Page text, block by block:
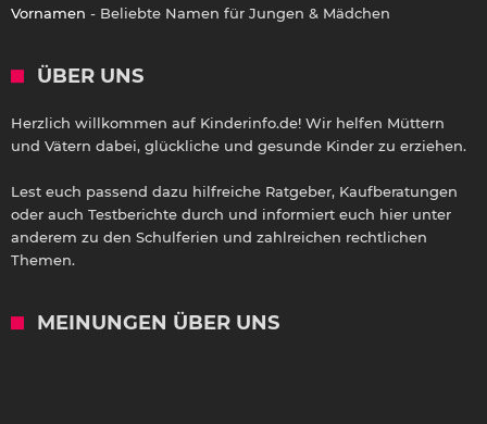
Vornamen - Beliebte Namen für Jungen & Mädchen
ÜBER UNS
Herzlich willkommen auf Kinderinfo.de! Wir helfen Müttern
und Vätern dabei, glückliche und gesunde Kinder zu erziehen.
Lest euch passend dazu hilfreiche Ratgeber, Kaufberatungen
oder auch Testberichte durch und informiert euch hier unter
anderem zu den Schulferien und zahlreichen rechtlichen
Themen.
MEINUNGEN ÜBER UNS